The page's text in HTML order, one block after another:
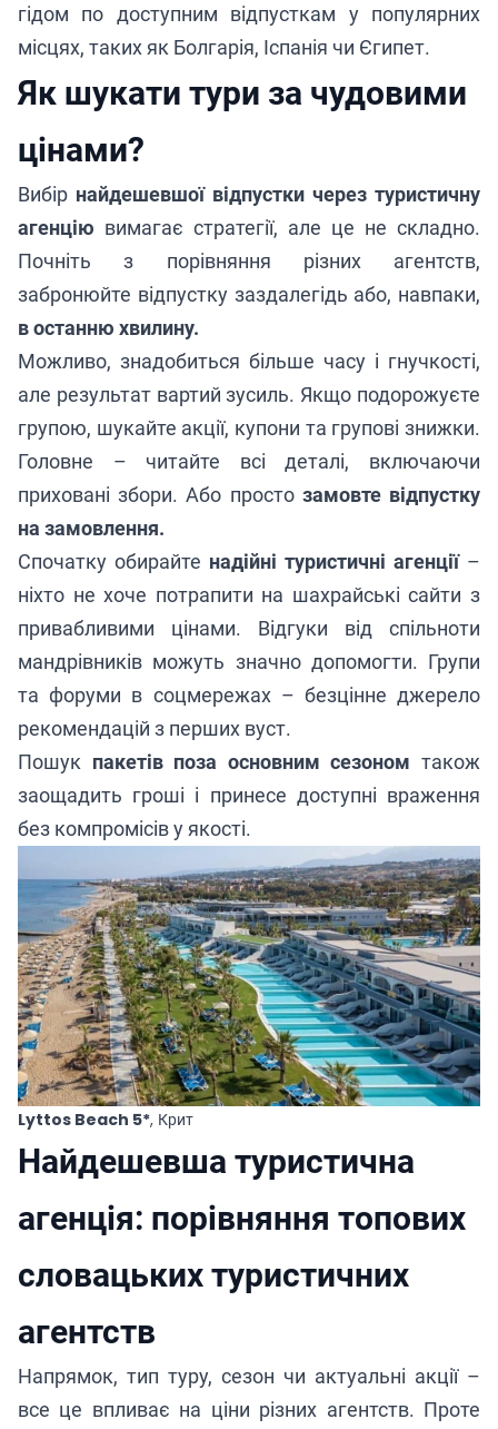
гідом по доступним відпусткам у популярних
місцях, таких як Болгарія, Іспанія чи Єгипет.
Як шукати тури за чудовими
цінами?
Вибір найдешевшої відпустки через туристичну
агенцію вимагає стратегії, але це не складно.
Почніть з порівняння різних агентств,
забронюйте відпустку заздалегідь або, навпаки,
в останню хвилину.
Можливо, знадобиться більше часу і гнучкості,
але результат вартий зусиль. Якщо подорожуєте
групою, шукайте акції, купони та групові знижки.
Головне – читайте всі деталі, включаючи
приховані збори. Або просто замовте відпустку
на замовлення.
Спочатку обирайте надійні туристичні агенції–
ніхто не хоче потрапити на шахрайські сайти з
привабливими цінами. Відгуки від спільноти
мандрівників можуть значно допомогти. Групи
та форуми в соцмережах – безцінне джерело
рекомендацій з перших вуст.
Пошук пакетів поза основним сезоном також
заощадить гроші і принесе доступні враження
без компромісів у якості.
Lyttos Beach 5*, Крит
Найдешевша туристична
агенція: порівняння топових
словацьких туристичних
агентств
Напрямок, тип туру, сезон чи актуальні акції –
все це впливає на ціни різних агентств. Проте